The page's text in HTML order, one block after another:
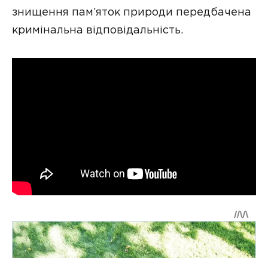
знищення пам’яток природи передбачена
кримінальна відповідальність.